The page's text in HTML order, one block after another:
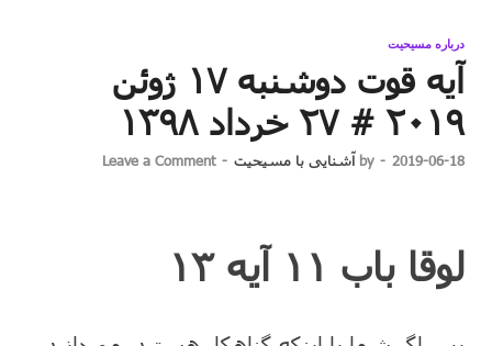
درباره مسیحیت
آیه قوت دوشنبه ۱۷ ژوئن
۲۰۱۹ # ۲۷ خرداد ۱۳۹۸
2019-06-18
-
by آشنایی با مسیحیت -
Leave a Comment
لوقا باب ۱۱ آیه ۱۳